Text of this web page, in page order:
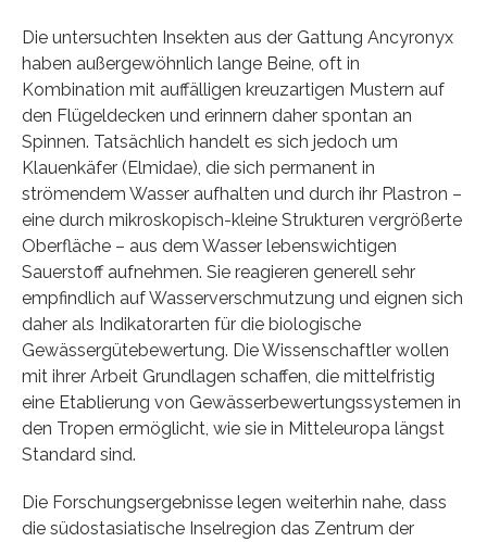
Die untersuchten Insekten aus der Gattung Ancyronyx
haben außergewöhnlich lange Beine, oft in
Kombination mit auffälligen kreuzartigen Mustern auf
den Flügeldecken und erinnern daher spontan an
Spinnen. Tatsächlich handelt es sich jedoch um
Klauenkäfer (Elmidae), die sich permanent in
strömendem Wasser aufhalten und durch ihr Plastron –
eine durch mikroskopisch-kleine Strukturen vergrößerte
Oberfläche – aus dem Wasser lebenswichtigen
Sauerstoff aufnehmen. Sie reagieren generell sehr
empfindlich auf Wasserverschmutzung und eignen sich
daher als Indikatorarten für die biologische
Gewässergütebewertung. Die Wissenschaftler wollen
mit ihrer Arbeit Grundlagen schaffen, die mittelfristig
eine Etablierung von Gewässerbewertungssystemen in
den Tropen ermöglicht, wie sie in Mitteleuropa längst
Standard sind.
Die Forschungsergebnisse legen weiterhin nahe, dass
die südostasiatische Inselregion das Zentrum der